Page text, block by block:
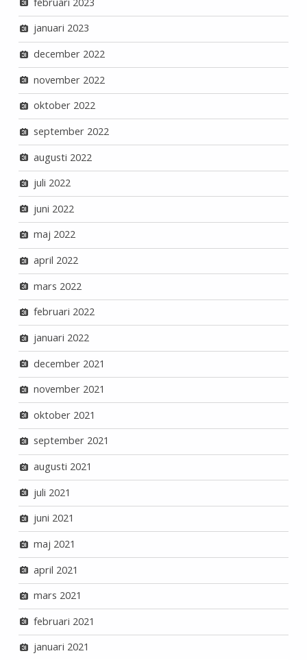
januari 2023
december 2022
november 2022
oktober 2022
september 2022
augusti 2022
juli 2022
juni 2022
maj 2022
april 2022
mars 2022
februari 2022
januari 2022
december 2021
november 2021
oktober 2021
september 2021
augusti 2021
juli 2021
juni 2021
maj 2021
april 2021
mars 2021
februari 2021
januari 2021